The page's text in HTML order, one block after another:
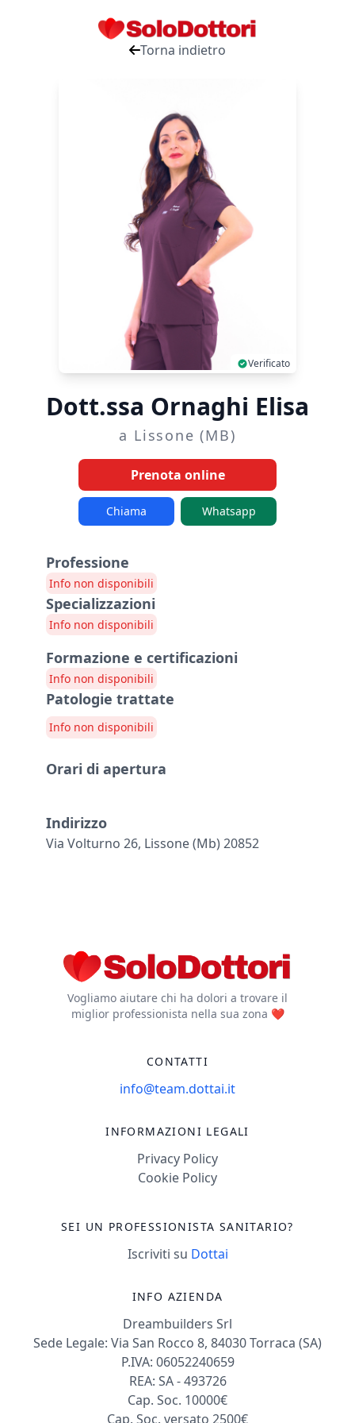
Torna indietro
Verificato
Dott.ssa Ornaghi Elisa
a Lissone (MB)
Prenota online
Chiama Whatsapp
Professione
Info non disponibili
Specializzazioni
Info non disponibili
Formazione e certificazioni
Info non disponibili
Patologie trattate
Info non disponibili
Orari di apertura
Indirizzo
Via Volturno 26, Lissone (mb) 20852
Vogliamo aiutare chi ha dolori a trovare il
miglior professionista nella sua zona ❤️
CONTATTI
info@team.dottai.it
INFORMAZIONI LEGALI
Privacy Policy
Cookie Policy
SEI UN PROFESSIONISTA SANITARIO?
Iscriviti su Dottai
INFO AZIENDA
Dreambuilders Srl
Sede Legale: Via San Rocco 8, 84030 Torraca (SA)
P.IVA: 06052240659
REA: SA - 493726
Cap. Soc. 10000€
Cap. Soc. versato 2500€